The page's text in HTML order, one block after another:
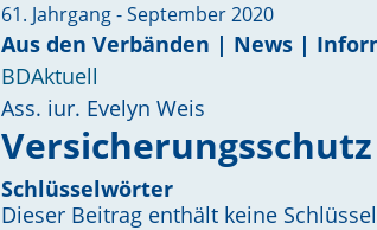
61. Jahrgang - September 2020
Aus den Verbänden | News |
BDAktuell
Ass. iur. Evelyn Weis
Schlüsselwörter
Dieser Beitrag enthält keine